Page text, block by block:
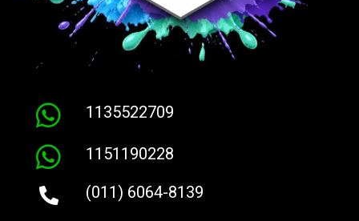
1135522709
1151190228
(011) 6064-8139